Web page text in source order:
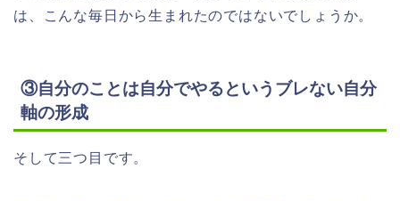
は、こんな毎日から生まれたのではないでしょうか。
③自分のことは自分でやるというブレない自分
軸の形成
そして三つ目です。